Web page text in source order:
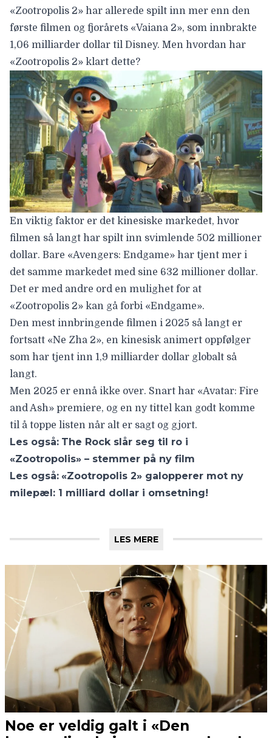
«Zootropolis 2» har allerede spilt inn mer enn den
første filmen og fjorårets «Vaiana 2», som innbrakte
1,06 milliarder dollar til Disney. Men hvordan har
«Zootropolis 2» klart dette?
En viktig faktor er det kinesiske markedet, hvor
filmen så langt har spilt inn svimlende 502 millioner
dollar. Bare «Avengers: Endgame» har tjent mer i
det samme markedet med sine 632 millioner dollar.
Det er med andre ord en mulighet for at
«Zootropolis 2» kan gå forbi «Endgame».
Den mest innbringende filmen i 2025 så langt er
fortsatt «Ne Zha 2», en kinesisk animert oppfølger
som har tjent inn 1,9 milliarder dollar globalt så
langt.
Men 2025 er ennå ikke over. Snart har «Avatar: Fire
and Ash» premiere, og en ny tittel kan godt komme
til å toppe listen når alt er sagt og gjort.
Les også: The Rock slår seg til ro i
«Zootropolis» – stemmer på ny film
Les også: «Zootropolis 2» galopperer mot ny
milepæl: 1 milliard dollar i omsetning!
LES MERE